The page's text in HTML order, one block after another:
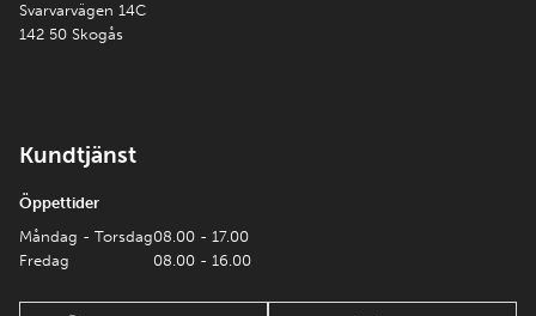
Svarvarvägen 14C
142 50 Skogås
Kundtjänst
Öppettider
Måndag - Torsdag
Fredag
08.00 - 17.00
08.00 - 16.00